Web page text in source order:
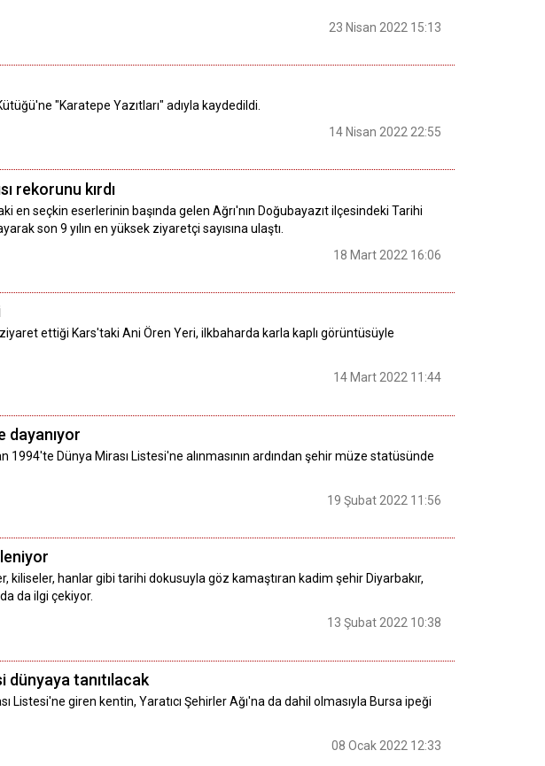
23 Nisan 2022 15:13
"Karatepe Yazıtları" adıyla kaydedildi.
14 Nisan 2022 22:55
rekorunu kırdı
en seçkin eserlerinin başında gelen Ağrı'nın Doğubayazıt ilçesindeki Tarihi
son 9 yılın en yüksek ziyaretçi sayısına ulaştı.
18 Mart 2022 16:06
ettiği Kars'taki Ani Ören Yeri, ilkbaharda karla kaplı görüntüsüyle
14 Mart 2022 11:44
dayanıyor
1994'te Dünya Mirası Listesi'ne alınmasının ardından şehir müze statüsünde
19 Şubat 2022 11:56
kiliseler, hanlar gibi tarihi dokusuyla göz kamaştıran kadim şehir Diyarbakır,
da ilgi çekiyor.
13 Şubat 2022 10:38
dünyaya tanıtılacak
Listesi'ne giren kentin, Yaratıcı Şehirler Ağı'na da dahil olmasıyla Bursa ipeği
08 Ocak 2022 12:33